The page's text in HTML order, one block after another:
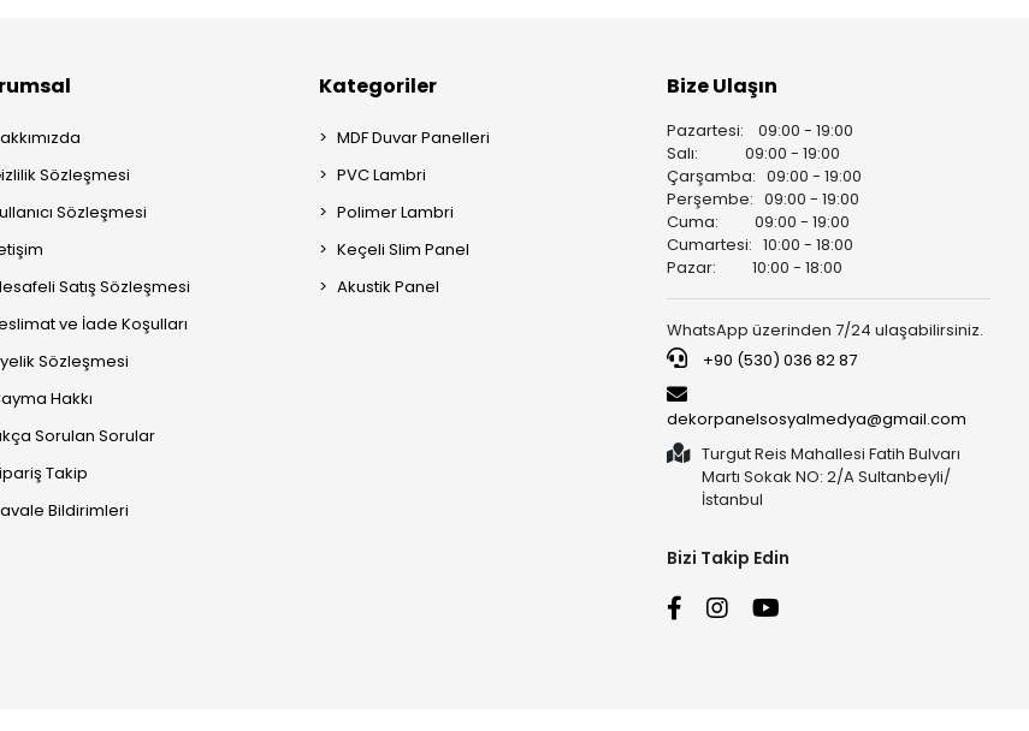
Sözleşmesi
Sözleşmesi
Satış Sözleşmesi
ve İade Koşulları
Sözleşmesi
Hakkı
Sorulan Sorular
Takip
Bildirimleri
Kategoriler
MDF Duvar Panelleri
PVC Lambri
Polimer Lambri
Keçeli Slim Panel
Akustik Panel
Bize Ulaşın
Pazartesi: 09:00 - 19:00
Salı: 09:00 - 19:00
Çarşamba: 09:00 - 19:00
Perşembe: 09:00 - 19:00
Cuma: 09:00 - 19:00
Cumartesi: 10:00 - 18:00
Pazar: 10:00 - 18:00
WhatsApp üzerinden 7/24 ulaşabilirsiniz.
+90 (530) 036 82 87
dekorpanelsosyalmedya@gmail.com
Turgut Reis Mahallesi Fatih Bulvarı
Martı Sokak NO: 2/A Sultanbeyli/
İstanbul
Bizi Takip Edin